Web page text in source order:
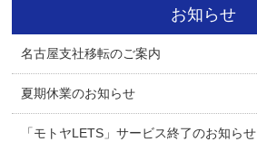
お知らせ
名古屋支社移転のご案内
夏期休業のお知らせ
「モトヤLETS」サービス終了のお知らせ